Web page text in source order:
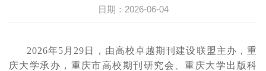
日期：2026-06-04
2026年5月29日，由高校卓越期刊建设联盟主办，重
庆大学承办，重庆市高校期刊研究会、重庆大学出版科